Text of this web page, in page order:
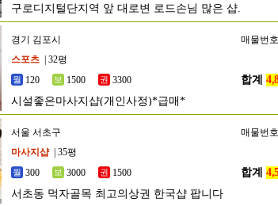
구로디지털단지역 앞 대로변 로드손님 많은 샵.
경기 김포시
매물번
스포츠
| 32평
120
1500 3300 합계
시설좋은마사지샵(개인사정)*급매*
서울 서초구
매물번
마사지샵
| 35평
300
3000 1500 합계
서초동 먹자골목 최고의상권 한국샵 팝니다